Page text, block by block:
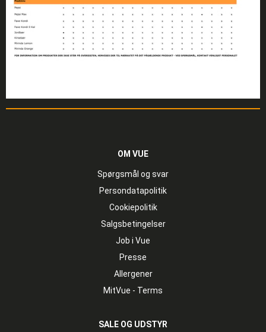
OM VUE
Spørgsmål og svar
Persondatapolitik
Cookiepolitik
Salgsbetingelser
Job i Vue
Presse
Allergener
MitVue - Terms
SALE OG UDSTYR